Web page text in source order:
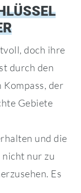
doch ihre
durch den
Kompass, der
Gebiete
und die
nur zu
Es